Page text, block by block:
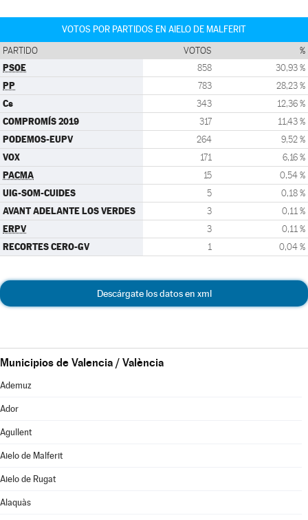
VOTOS POR PARTIDOS EN AIELO DE MALFERIT
PARTIDO VOTOS %
PSOE 858 30,93 %
PP 783 28,23 %
Cs 343 12,36 %
COMPROMÍS 2019 317 11,43 %
PODEMOS-EUPV 264 9,52 %
VOX 171 6,16 %
PACMA 15 0,54 %
UIG-SOM-CUIDES 5 0,18 %
AVANT ADELANTE LOS VERDES 3 0,11 %
ERPV 3 0,11 %
RECORTES CERO-GV 1 0,04 %
Descárgate los datos en xml
Municipios de Valencia / València
Ademuz
Ador
Agullent
Aielo de Malferit
Aielo de Rugat
Alaquàs